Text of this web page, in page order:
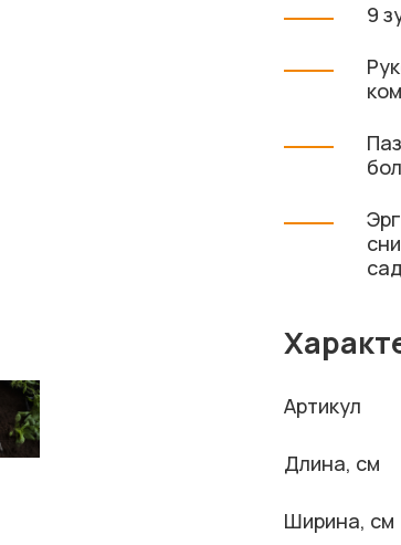
9
Артикул
Длина, см
Ширина, см